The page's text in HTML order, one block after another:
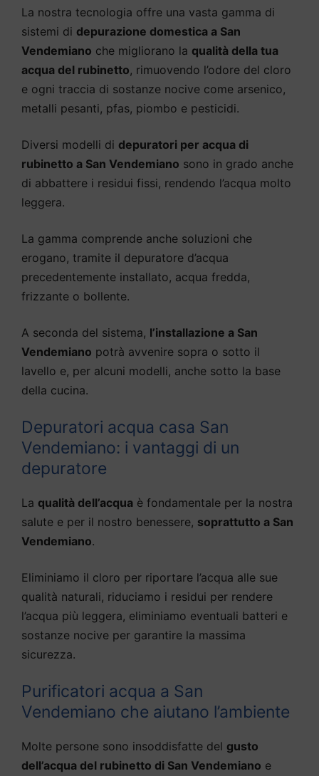
La nostra tecnologia offre una vasta gamma di
sistemi di depurazione domestica a San
Vendemiano che migliorano la qualità della tua
acqua del rubinetto, rimuovendo l’odore del cloro
e ogni traccia di sostanze nocive come arsenico,
metalli pesanti, pfas, piombo e pesticidi.
Diversi modelli di depuratori per acqua di
rubinetto a San Vendemiano sono in grado anche
di abbattere i residui fissi, rendendo l’acqua molto
leggera.
La gamma comprende anche soluzioni che
erogano, tramite il depuratore d’acqua
precedentemente installato, acqua fredda,
frizzante o bollente.
A seconda del sistema, l’installazione a San
Vendemiano potrà avvenire sopra o sotto il
lavello e, per alcuni modelli, anche sotto la base
della cucina.
Depuratori acqua casa San
Vendemiano: i vantaggi di un
depuratore
La qualità dell’acqua è fondamentale per la nostra
salute e per il nostro benessere, soprattutto a San
Vendemiano.
Eliminiamo il cloro per riportare l’acqua alle sue
qualità naturali, riduciamo i residui per rendere
l’acqua più leggera, eliminiamo eventuali batteri e
sostanze nocive per garantire la massima
sicurezza.
Purificatori acqua a San
Vendemiano che aiutano l’ambiente
Molte persone sono insoddisfatte del gusto
dell’acqua del rubinetto di San Vendemiano e